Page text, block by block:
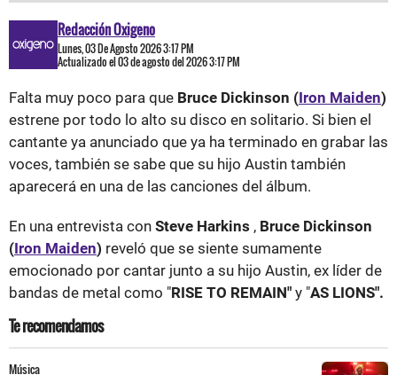
Redacción Oxigeno
Lunes, 03 De Agosto 2026 3:17 PM
Actualizado el 03 de agosto del 2026 3:17 PM
Falta muy poco para que Bruce Dickinson (Iron Maiden)
estrene por todo lo alto su disco en solitario. Si bien el
cantante ya anunciado que ya ha terminado en grabar las
voces, también se sabe que su hijo Austin también
aparecerá en una de las canciones del álbum.
En una entrevista con Steve Harkins , Bruce Dickinson
(Iron Maiden) reveló que se siente sumamente
emocionado por cantar junto a su hijo Austin, ex líder de
bandas de metal como "RISE TO REMAIN" y "AS LIONS".
Te recomendamos
Música